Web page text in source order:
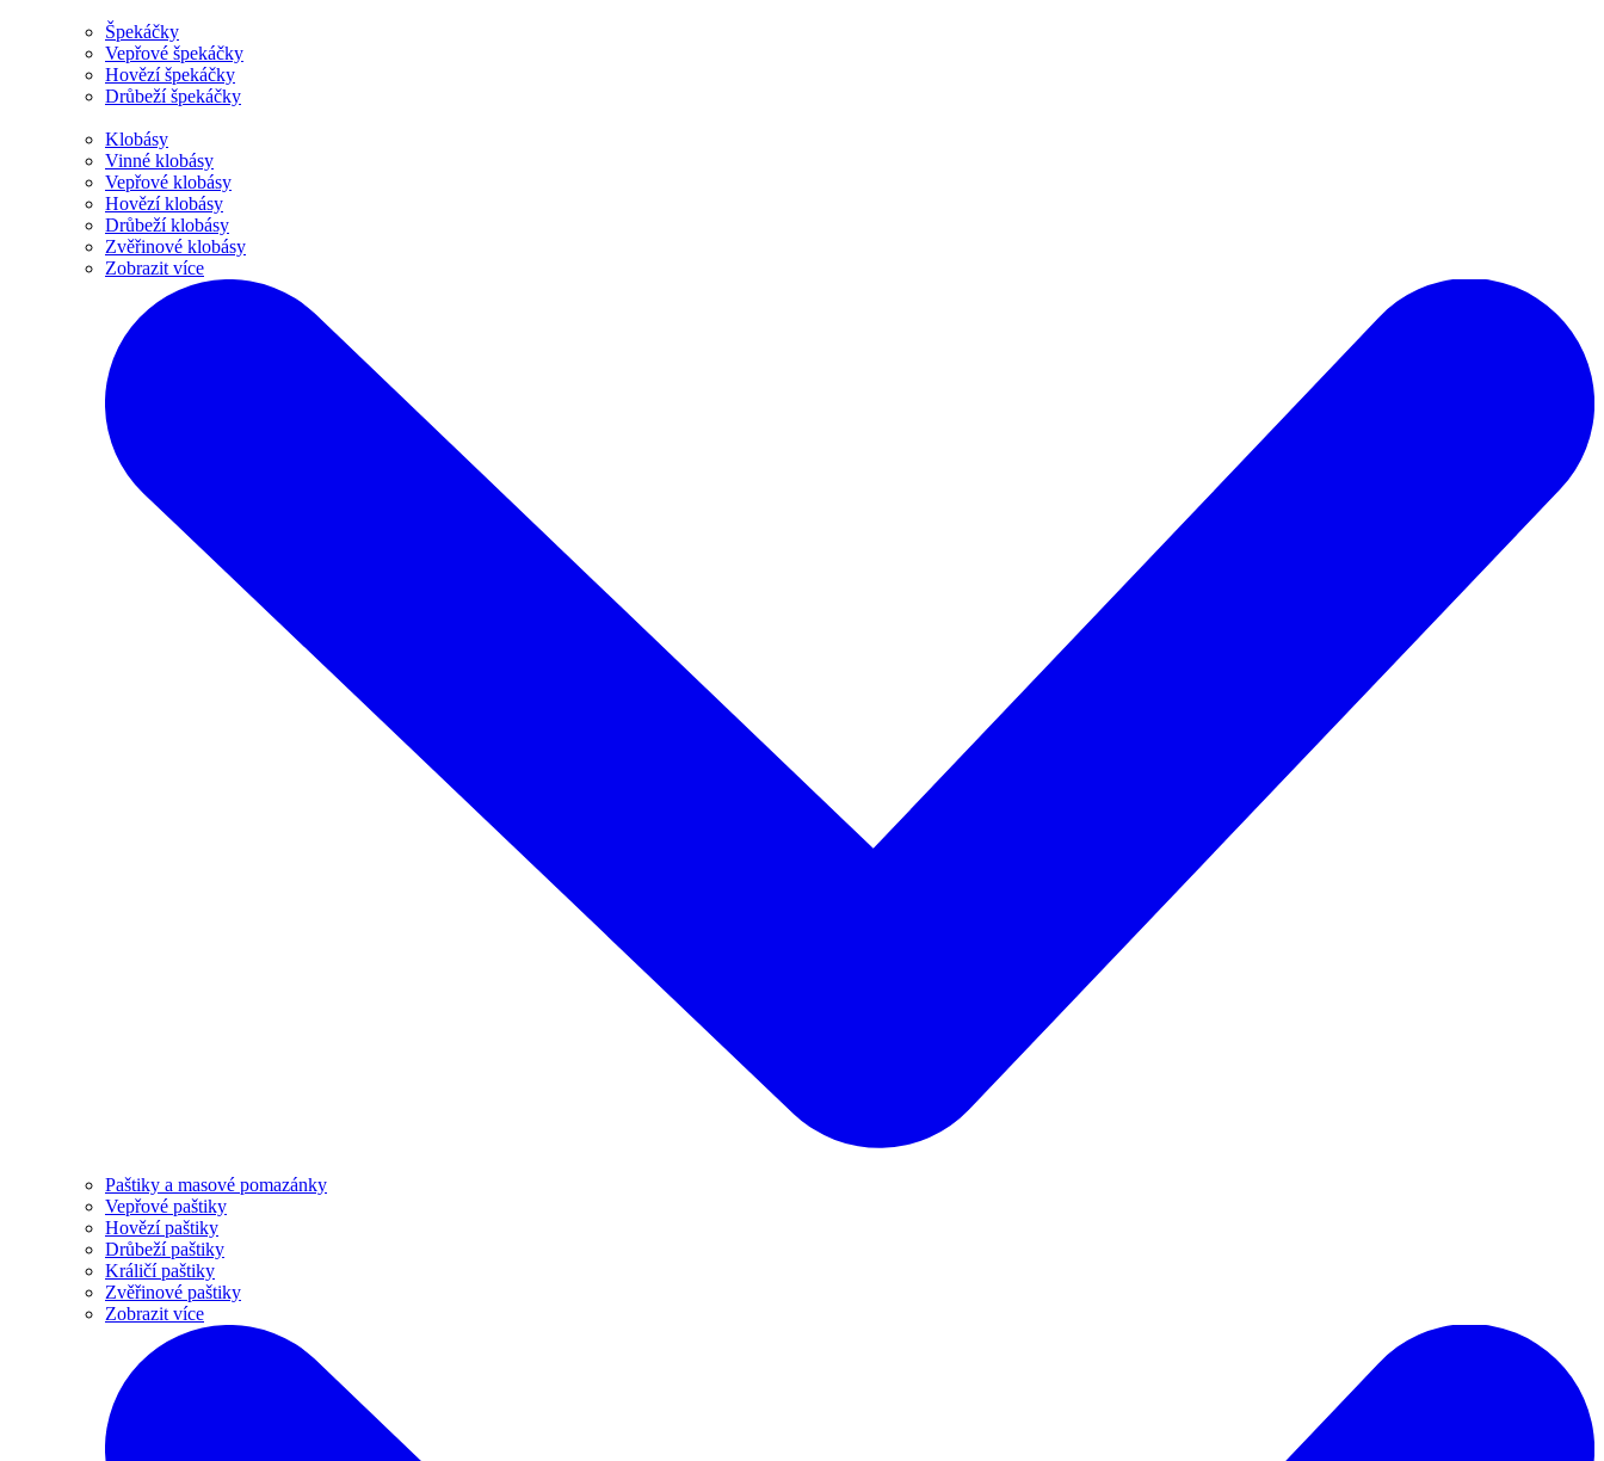
Špekáčky
Vepřové špekáčky
Hovězí špekáčky
Drůbeží špekáčky
Klobásy
Vinné klobásy
Vepřové klobásy
Hovězí klobásy
Drůbeží klobásy
Zvěřinové klobásy
Zobrazit více
Paštiky a masové pomazánky
Vepřové paštiky
Hovězí paštiky
Drůbeží paštiky
Králičí paštiky
Zvěřinové paštiky
Zobrazit více